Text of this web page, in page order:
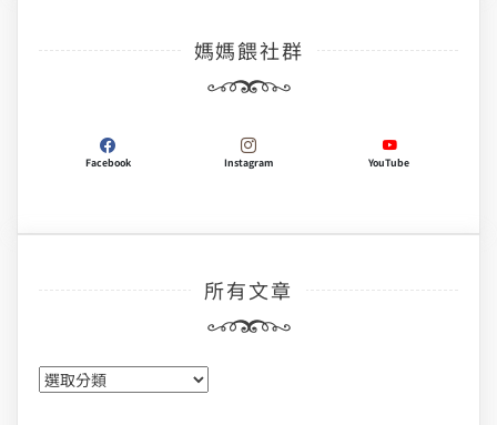
媽媽餵社群
Facebook Instagram YouTube
所有文章
所
有